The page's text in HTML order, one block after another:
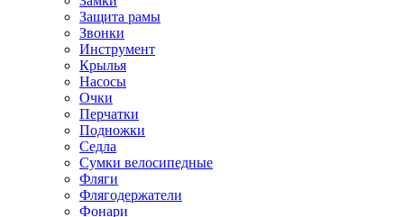
Защита рамы
Звонки
Инструмент
Крылья
Насосы
Очки
Перчатки
Подножки
Седла
Сумки велосипедные
Фляги
Флягодержатели
Фонари